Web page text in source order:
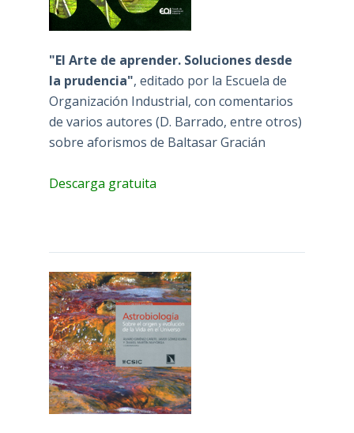
"El Arte de aprender. Soluciones desde
la prudencia", editado por la Escuela de
Organización Industrial, con comentarios
de varios autores (D. Barrado, entre otros)
sobre aforismos de Baltasar Gracián
Descarga gratuita